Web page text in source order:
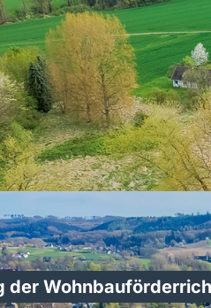
der